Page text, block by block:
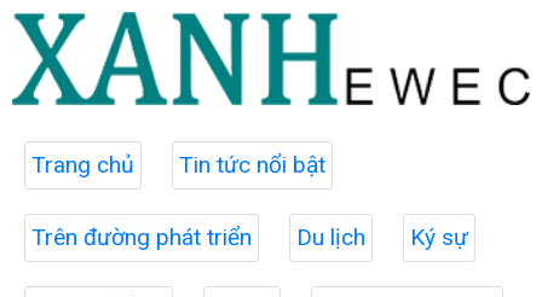
Trang chủ Tin tức nổi bật
Trên đường phát triển Du lịch Ký sự